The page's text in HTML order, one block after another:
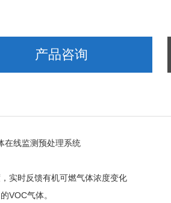
产品咨询
在线监测预处理系统
实时反馈有机可燃气体浓度变化
VOC气体。